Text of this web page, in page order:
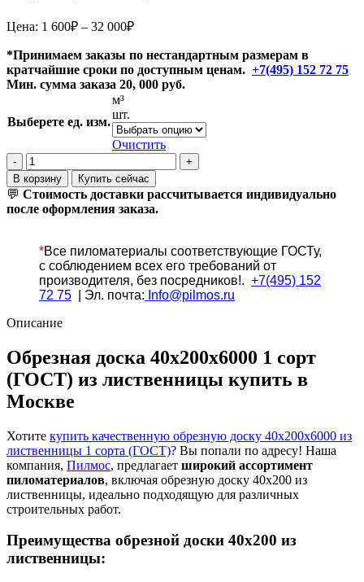
Цена: 1 600₽ – 32 000₽Диапазон
1
600₽
–
*Принимаем заказы по нестандартным размерам в
кратчайшие сроки по доступным ценам. +7(495) 152 72 75
Мин. сумма заказа 20, 000 руб.
Выберете ед. изм.
м³
шт.
Очистить
Количество
товара
Доска
обрезная
40х200х6000
сорт
(ГОСТ)
лиственницы
В корзину Купить сейчас
💬 Стоимость доставки рассчитывается индивидуально
после оформления заказа.
*Все пиломатериалы соответствующие ГОСТу,
с соблюдением всех его требований от
производителя, без посредников!. +7(495) 152
72 75 | Эл. почта: Info@pilmos.ru
Описание
Обрезная доска 40х200х6000 1 сорт
(ГОСТ) из лиственницы купить в
Москве
Хотите купить качественную обрезную доску 40х200х6000 из
лиственницы 1 сорта (ГОСТ)? Вы попали по адресу! Наша
компания, Пилмос, предлагает широкий ассортимент
пиломатериалов, включая обрезную доску 40х200 из
лиственницы, идеально подходящую для различных
строительных работ.
Преимущества обрезной доски 40х200 из
лиственницы: